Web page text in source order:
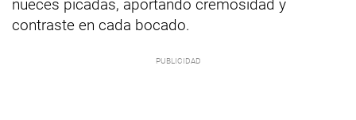
nueces picadas, aportando cremosidad y
contraste en cada bocado.